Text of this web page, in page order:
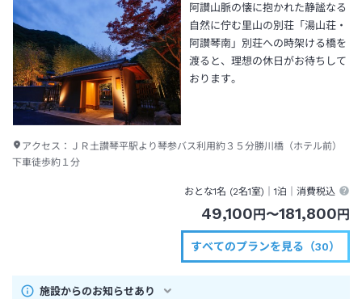
阿讃山脈の懐に抱かれた静謐なる
自然に佇む里山の別荘「湯山荘・
阿讃琴南」別荘への時架ける橋を
渡ると、理想の休日がお待ちして
おります。
アクセス： ＪＲ土讃琴平駅より琴参バス利用約３５分勝川橋（ホテル前）
下車徒歩約１分
おとな1名 (2名1室)｜1泊 ｜消費税込
49,100 円 〜181,800 円
すべてのプランを見る（30）
施設からのお知らせあり